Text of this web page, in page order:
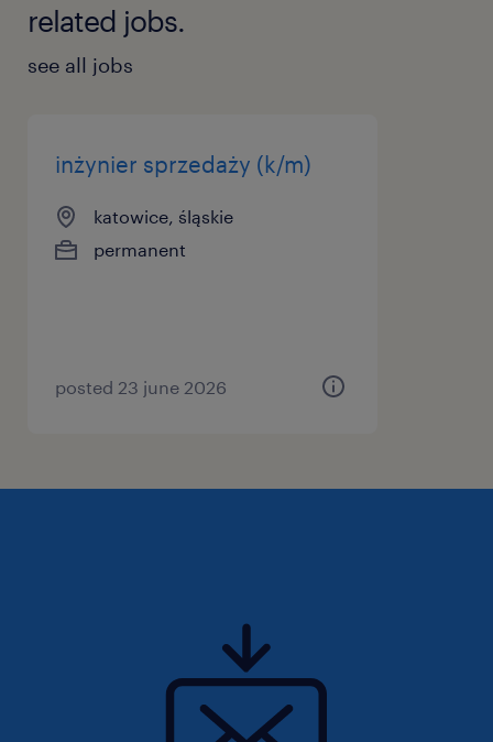
related jobs.
see all jobs
inżynier sprzedaży (k/m)
katowice, śląskie
permanent
posted 23 june 2026